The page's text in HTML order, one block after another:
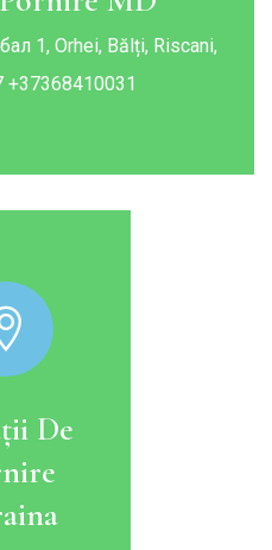
1, Orhei, Bălți, Riscani,
+37368410031
De